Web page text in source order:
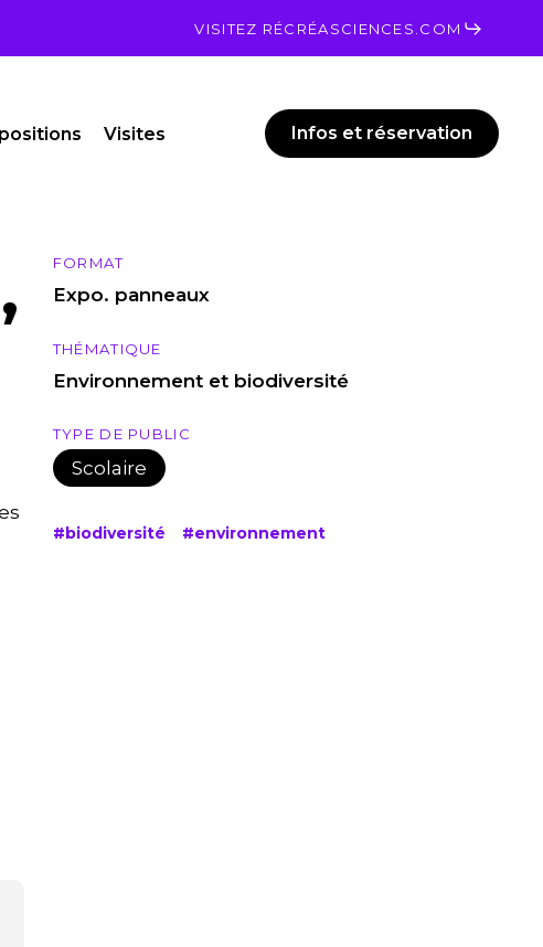
VISITEZ RÉCRÉASCIENCES.COM
Visites Infos et réservation
FORMAT
Expo. panneaux
THÉMATIQUE
Environnement et biodiversité
TYPE DE PUBLIC
Scolaire
#biodiversité #environnement